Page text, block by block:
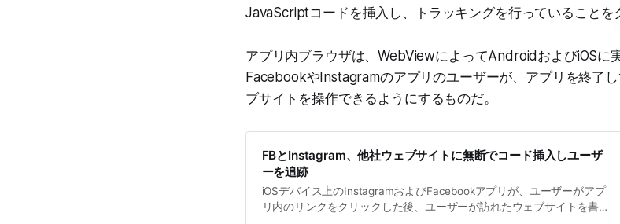
JavaScriptコードを挿入し、トラッキングを行っていることを
アプリ内ブラウザは、WebViewによってAndroidおよびiOSに
FacebookやInstagramのアプリのユーザーが、アプリを終了
ブサイトを操作できるようにするものだ。
FBとInstagram、他社ウェブサイトに無断でコード挿入しユーザ
ーを追跡
iOSデバイス上のInstagramおよびFacebookアプリが、ユーザーがアプ
リ内のリンクをクリックした後、ユーザーが訪れたウェブサイトを書